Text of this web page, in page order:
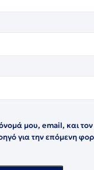
μου, email, και τον
για την επόμενη